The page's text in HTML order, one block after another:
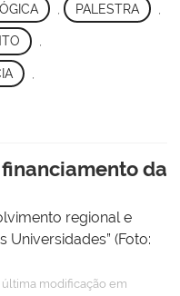
PALESTRA
,
da
regional e
Universidades” (Foto:
última modificação em